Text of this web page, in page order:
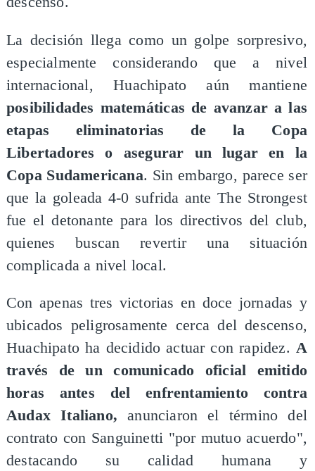
La decisión llega como un golpe sorpresivo,
especialmente considerando que a nivel
internacional, Huachipato aún mantiene
posibilidades matemáticas de avanzar a las
etapas eliminatorias de la Copa
Libertadores o asegurar un lugar en la
Copa Sudamericana. Sin embargo, parece ser
que la goleada 4-0 sufrida ante The Strongest
fue el detonante para los directivos del club,
quienes buscan revertir una situación
complicada a nivel local.
Con apenas tres victorias en doce jornadas y
ubicados peligrosamente cerca del descenso,
Huachipato ha decidido actuar con rapidez. A
través de un comunicado oficial emitido
horas antes del enfrentamiento contra
Audax Italiano, anunciaron el término del
contrato con Sanguinetti "por mutuo acuerdo",
destacando su calidad humana y